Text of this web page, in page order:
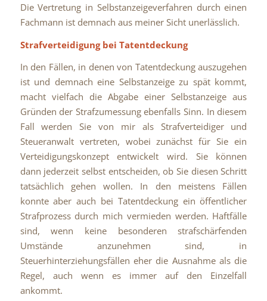
Die Vertretung in Selbstanzeigeverfahren durch einen
Fachmann ist demnach aus meiner Sicht unerlässlich.
Strafverteidigung bei Tatentdeckung
In den Fällen, in denen von Tatentdeckung auszugehen
ist und demnach eine Selbstanzeige zu spät kommt,
macht vielfach die Abgabe einer Selbstanzeige aus
Gründen der Strafzumessung ebenfalls Sinn. In diesem
Fall werden Sie von mir als Strafverteidiger und
Steueranwalt vertreten, wobei zunächst für Sie ein
Verteidigungskonzept entwickelt wird. Sie können
dann jederzeit selbst entscheiden, ob Sie diesen Schritt
tatsächlich gehen wollen. In den meistens Fällen
konnte aber auch bei Tatentdeckung ein öffentlicher
Strafprozess durch mich vermieden werden. Haftfälle
sind, wenn keine besonderen strafschärfenden
Umstände anzunehmen sind, in
Steuerhinterziehungsfällen eher die Ausnahme als die
Regel, auch wenn es immer auf den Einzelfall
ankommt.